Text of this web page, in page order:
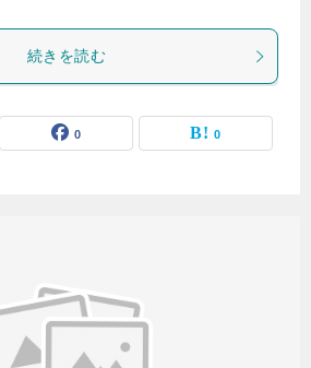
続きを読む
0 0